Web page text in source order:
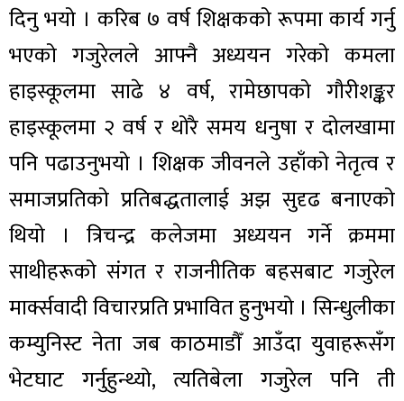
दिनु भयो । करिब ७ वर्ष शिक्षकको रूपमा कार्य गर्नु
भएको गजुरेलले आफ्नै अध्ययन गरेको कमला
हाइस्कूलमा साढे ४ वर्ष, रामेछापको गौरीशङ्कर
हाइस्कूलमा २ वर्ष र थोरै समय धनुषा र दोलखामा
पनि पढाउनुभयो । शिक्षक जीवनले उहाँको नेतृत्व र
समाजप्रतिको प्रतिबद्धतालाई अझ सुदृढ बनाएको
थियो । त्रिचन्द्र कलेजमा अध्ययन गर्ने क्रममा
साथीहरूको संगत र राजनीतिक बहसबाट गजुरेल
मार्क्सवादी विचारप्रति प्रभावित हुनुभयो । सिन्धुलीका
कम्युनिस्ट नेता जब काठमाडौँ आउँदा युवाहरूसँग
भेटघाट गर्नुहुन्थ्यो, त्यतिबेला गजुरेल पनि ती